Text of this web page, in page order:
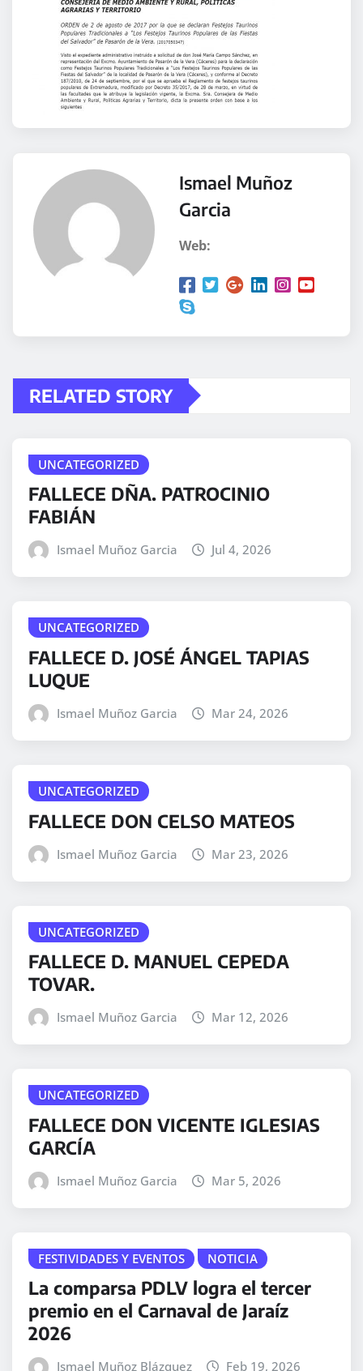
Ismael Muñoz
Garcia
Web:
RELATED STORY
UNCATEGORIZED
FALLECE DÑA. PATROCINIO
FABIÁN
Ismael Muñoz Garcia Jul 4, 2026
UNCATEGORIZED
FALLECE D. JOSÉ ÁNGEL TAPIAS
LUQUE
Ismael Muñoz Garcia Mar 24, 2026
UNCATEGORIZED
FALLECE DON CELSO MATEOS
Ismael Muñoz Garcia Mar 23, 2026
UNCATEGORIZED
FALLECE D. MANUEL CEPEDA
TOVAR.
Ismael Muñoz Garcia Mar 12, 2026
UNCATEGORIZED
FALLECE DON VICENTE IGLESIAS
GARCÍA
Ismael Muñoz Garcia Mar 5, 2026
FESTIVIDADES Y EVENTOS NOTICIA
La comparsa PDLV logra el tercer
premio en el Carnaval de Jaraíz
2026
Ismael Muñoz Blázquez Feb 19, 2026